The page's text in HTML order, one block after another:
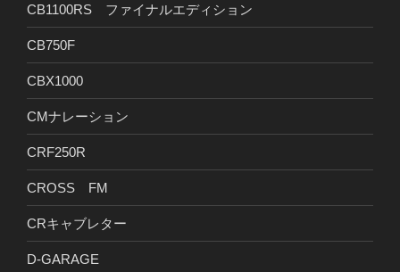
CB1100RS ファイナルエディション
CB750F
CBX1000
CMナレーション
CRF250R
CROSS FM
CRキャブレター
D-GARAGE